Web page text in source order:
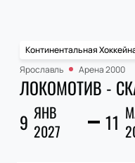
Континентальная
Ярославль
Арена 2000
ЛОКОМОТИВ -
9 ЯНВ
2027
11